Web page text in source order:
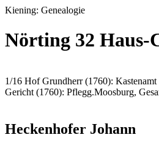
Kiening: Genealogie
Nörting 32
1/16 Hof Grundherr (1760):
Gericht (1760): Pflegg.Moosburg,
Heckenhofer Johann